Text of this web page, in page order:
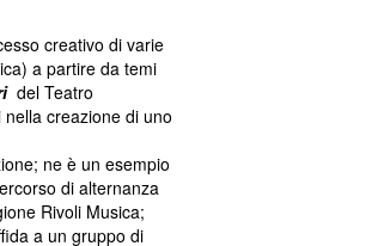
creativo di varie
a partire da temi
del Teatro
creazione di uno
ne è un esempio
di alternanza
Rivoli Musica;
a un gruppo di